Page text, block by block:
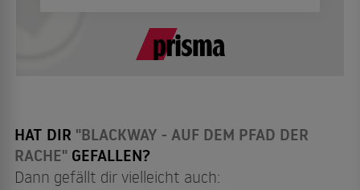
HAT DIR "BLACKWAY - AUF DEM PFAD DER
RACHE" GEFALLEN?
Dann gefällt dir vielleicht auch: